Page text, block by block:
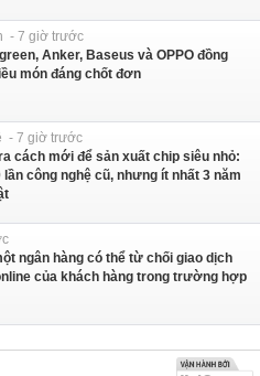
- 7 giờ trước
Anker, Baseus và OPPO đồng
món đáng chốt đơn
- 7 giờ trước
cách mới để sản xuất chip siêu nhỏ:
lần công nghệ cũ, nhưng ít nhất 3 năm
ngân hàng có thể từ chối giao dịch
của khách hàng trong trường hợp